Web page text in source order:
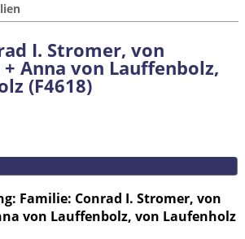
I. Stromer, von
+ Anna von Lauffenbolz,
(F4618)
Familie: Conrad I. Stromer, von
von Lauffenbolz, von Laufenholz